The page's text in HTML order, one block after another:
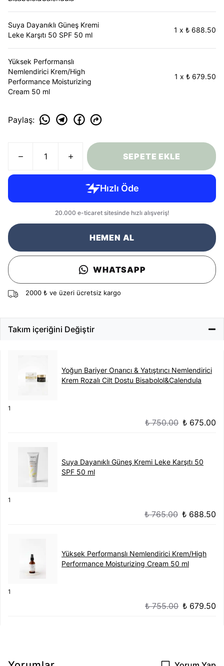
Suya Dayanıklı Güneş Kremi
Leke Karşıtı 50 SPF 50 ml
1 x ₺ 688.50
Yüksek Performanslı
Nemlendirici Krem/High
Performance Moisturizing
Cream 50 ml
1 x ₺ 679.50
Paylaş:
SEPETE EKLE
HEMEN AL
WHATSAPP
2000 ₺ ve üzeri ücretsiz kargo
Takım içeriğini Değiştir
Yoğun Bariyer Onarıcı & Yatıştırıcı Nemlendirici
Krem Rozalı Cilt Dostu Bisabolol&Calendula
1
₺ 750.00 ₺ 675.00
Suya Dayanıklı Güneş Kremi Leke Karşıtı 50
SPF 50 ml
1
₺ 765.00 ₺ 688.50
Yüksek Performanslı Nemlendirici Krem/High
Performance Moisturizing Cream 50 ml
1
₺ 755.00 ₺ 679.50